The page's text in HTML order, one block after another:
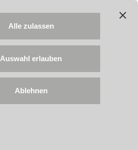
Alle zulassen
Auswahl erlauben
Ablehnen